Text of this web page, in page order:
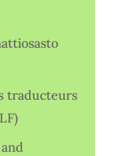
traducteurs